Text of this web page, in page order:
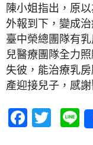
陳小姐指出，原
外報到下，變成
臺中榮總團隊有
兒醫療團隊全力
失彼，能治療乳
產迎接兒子，感謝